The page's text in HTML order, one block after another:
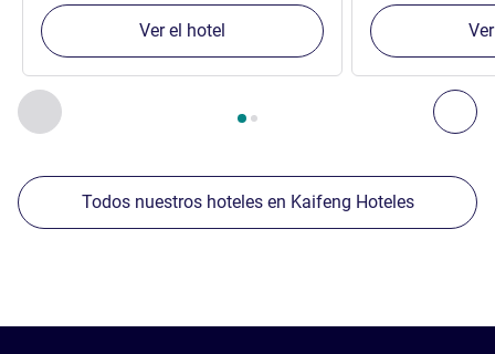
Anterior - Nuestros establecimientos cercanos
Página , Nuestros establecimientos cercanos 1 :,
Ver el hotel
Todos nuestros hoteles en Kaifeng Hoteles